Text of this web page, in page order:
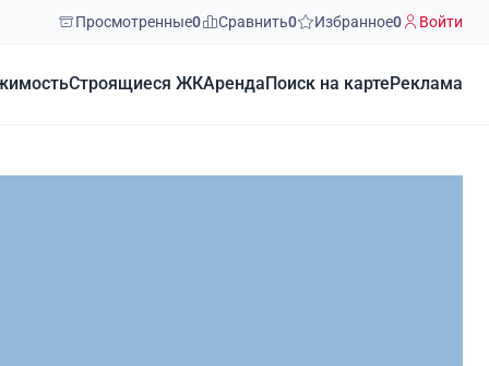
Просмотренные0 Сравнить0 Избранное0 Войти
Строящиеся ЖКАренда Поиск на карте Реклама